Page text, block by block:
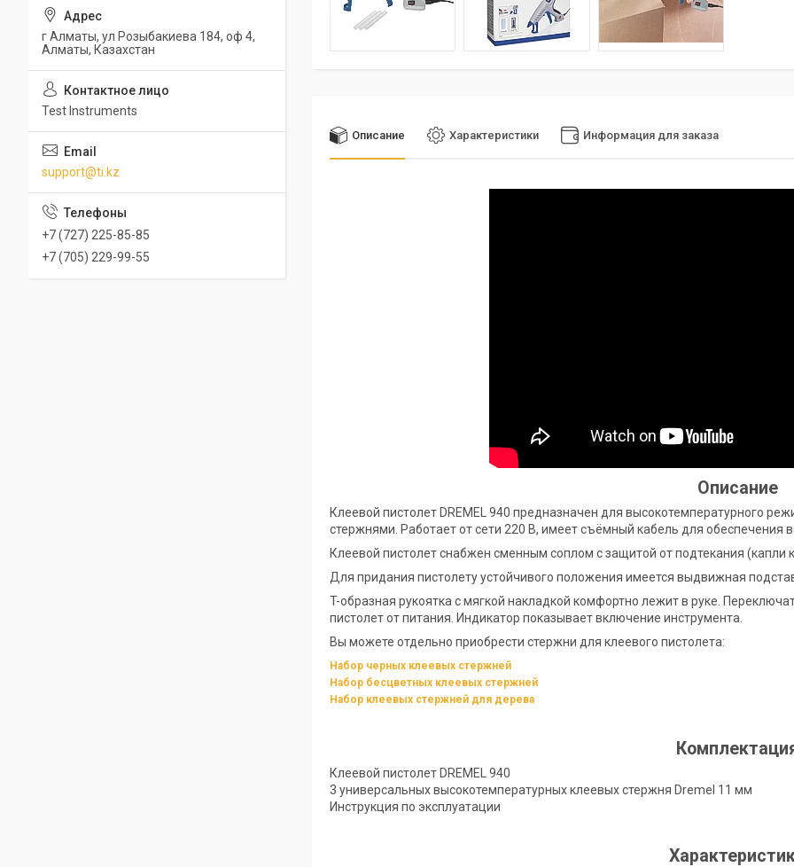
Описание Характеристики Информация для заказа
Описание
Клеевой пистолет DREMEL 940 предназначен для высокотемпературного
стержнями. Работает от сети 220 В, имеет съёмный кабель для обеспечения
Клеевой пистолет снабжен сменным соплом с защитой от подтекания (капли
Для придания пистолету устойчивого положения имеется выдвижная
T-образная рукоятка с мягкой накладкой комфортно лежит в руке.
пистолет от питания. Индикатор показывает включение инструмента.
Вы можете отдельно приобрести стержни для клеевого пистолета:
Набор черных клеевых стержней
Набор бесцветных клеевых стержней
Набор клеевых стержней для дерева
Клеевой пистолет DREMEL 940
3 универсальных высокотемпературных клеевых стержня Dremel 11 мм
Инструкция по эксплуатации
г Алматы, ул Розыбакиева 184, оф 4,
Алматы, Казахстан
Test Instruments
support@ti.kz
+7 (727) 225-85-85
+7 (705) 229-99-55